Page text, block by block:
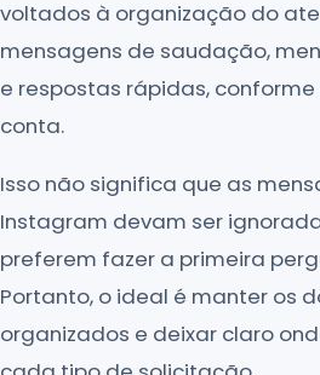
voltados à organização do
mensagens de saudação,
e respostas rápidas,
conta.
Isso não significa que as
Instagram devam ser
preferem fazer a primeira
Portanto, o ideal é manter os
organizados e deixar claro